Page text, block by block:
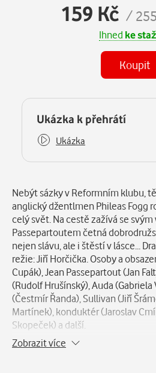
159 Kč /
Ihned ke
Koupit
Některé kapitoly již máte
Ukázka k přehrátí
Ukázka
Popis
Nebýt sázky v Reformním klubu,
anglický džentlmen Phileas Fogg
celý svět. Na cestě zažívá se
Passepartoutem četná
nejen slávu, ale i štěstí v lásce...
režie: Jiří Horčička. Osoby a
Cupák), Jean Passepartout (Jan
(Rudolf Hrušínský), Auda (Gabriela
(Čestmír Řanda), Sullivan (Jiří
Martínek), konduktér (Jaroslav
Skopeček) a další.
Zobrazit více